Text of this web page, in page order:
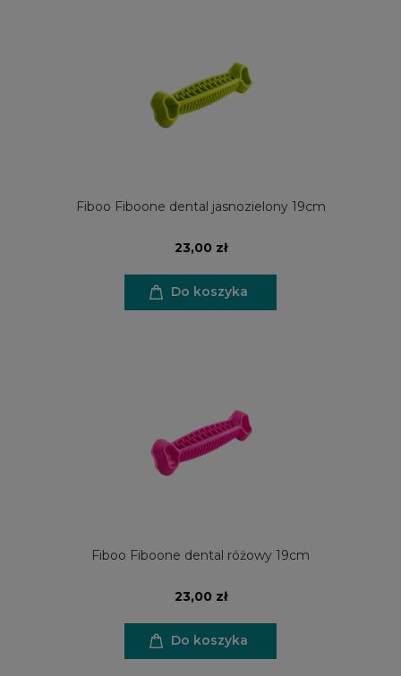
Fiboo Fiboone dental jasnozielony 19cm
23,00 zł
Do koszyka
Fiboo Fiboone dental różowy 19cm
23,00 zł
Do koszyka